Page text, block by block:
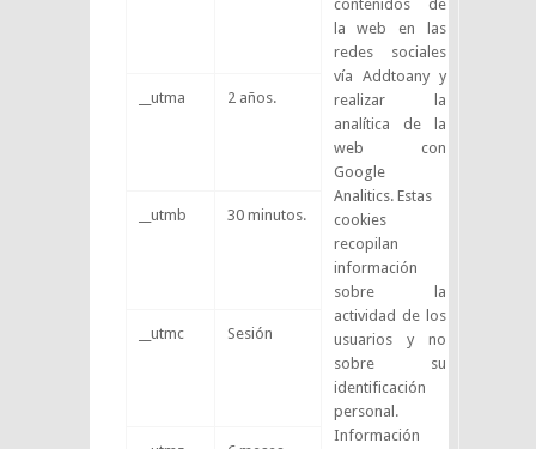
contenidos de
la web en las
redes sociales
vía Addtoany y
realizar la
analítica de la
web con
Google
Analitics. Estas
cookies
recopilan
información
sobre la
actividad de los
usuarios y no
sobre su
identificación
personal.
Información
__utma 2 años.
__utmb 30 minutos.
__utmc Sesión